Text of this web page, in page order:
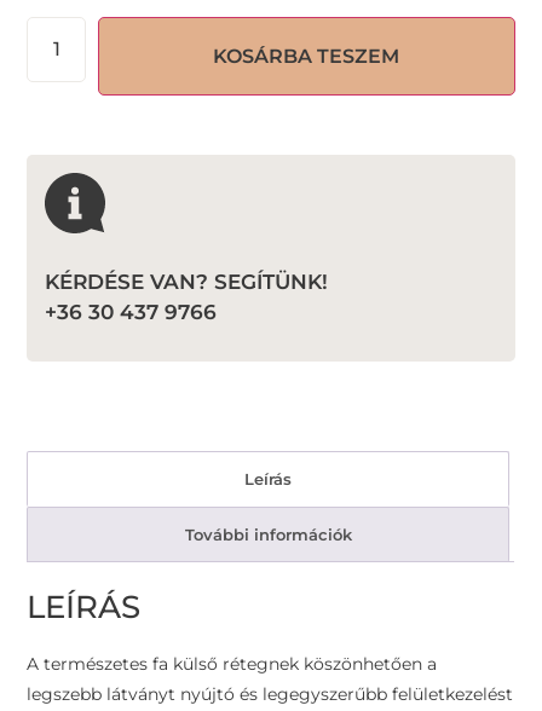
KOSÁRBA TESZEM
KÉRDÉSE VAN? SEGÍTÜNK!
+36 30 437 9766
Leírás
További információk
LEÍRÁS
A természetes fa külső rétegnek köszönhetően a
legszebb látványt nyújtó és legegyszerűbb felületkezelést